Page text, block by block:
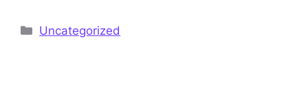
Kategorien
Uncategorized